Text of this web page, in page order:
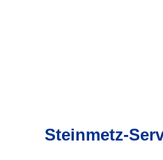
Steinmetz-